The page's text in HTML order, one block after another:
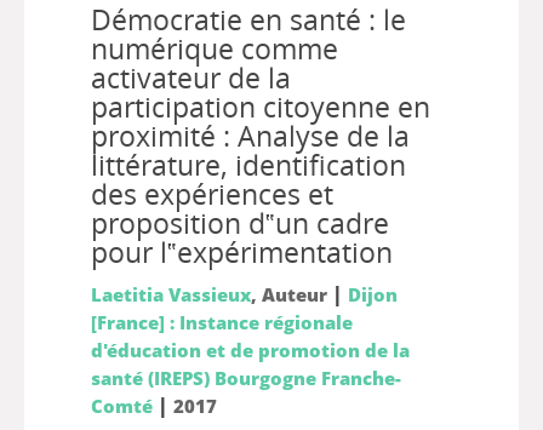
Démocratie en santé : le
numérique comme
activateur de la
participation citoyenne en
proximité : Analyse de la
littérature, identification
des expériences et
proposition d‟un cadre
pour l‟expérimentation
Laetitia Vassieux, Auteur | Dijon
[France] : Instance régionale
d'éducation et de promotion de la
santé (IREPS) Bourgogne Franche-
Comté| 2017